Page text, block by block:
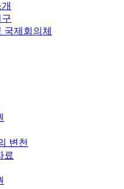
국제회의체
변천
료